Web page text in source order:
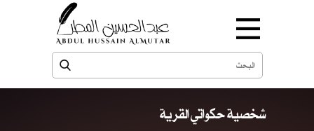
شخصية حكواتي القرية